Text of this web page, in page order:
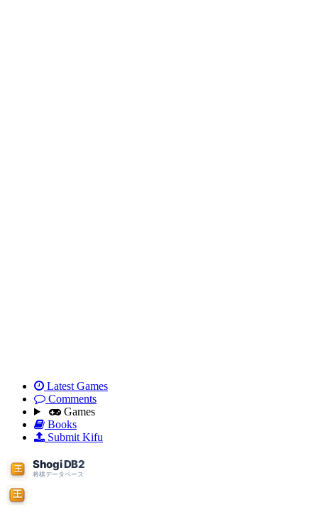
Latest Games
Comments
Games
Books
Submit Kifu